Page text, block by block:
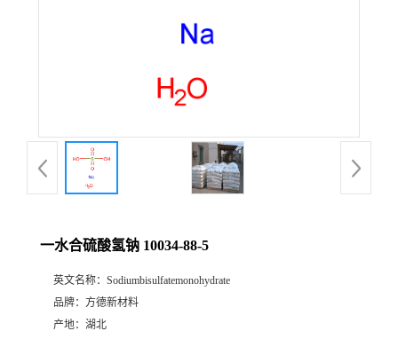
一水合硫酸氢钠 10034-88-5
英文名称： Sodiumbisulfatemonohydrate
品牌： 方德新材料
产地： 湖北